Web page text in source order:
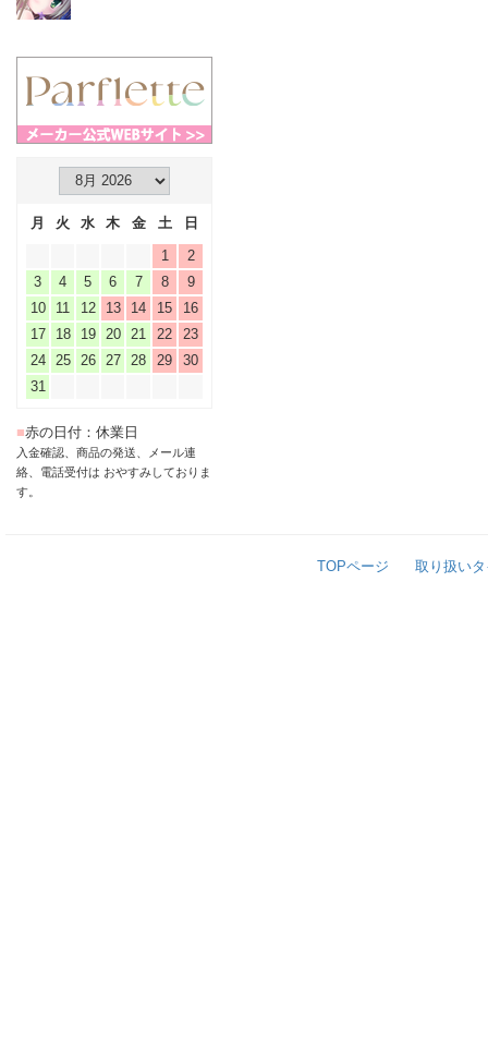
月 火 水 木 金 土
日
1
2
3
4 5 6 7 8
9
10
11 12 13 14 15
16
17
18 19 20 21 22
23
24
25 26 27 28 29
30
31
■赤の日付：休業日
入金確認、商品の発送、メール連
絡、電話受付は おやすみしておりま
す。
TOPページ 取り扱い